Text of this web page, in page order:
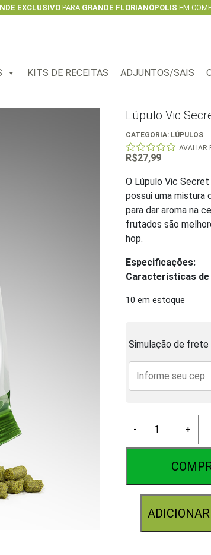
EXCLUSIVOPARA GRANDE FLORIANÓPOLIS EM
KITS DE RECEITAS ADJUNTOS/SAIS
Lúpulo Vic
CATEGORIA: LÚPULOS
0
of
5
AVALIAR
R$27,99
O Lúpulo Vic Secret
possui uma mistura
para dar aroma na
frutados são
hop.
Especificações:
Características de
10 em estoque
Simulação de frete
-
Vic
Secret
+